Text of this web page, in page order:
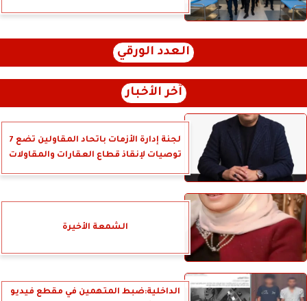
العدد الورقي
آخر الأخبار
لجنة إدارة الأزمات باتحاد المقاولين تضع 7
توصيات لإنقاذ قطاع العقارات والمقاولات
الشمعة الأخيرة
الداخلية:ضبط المتهمين في مقطع فيديو